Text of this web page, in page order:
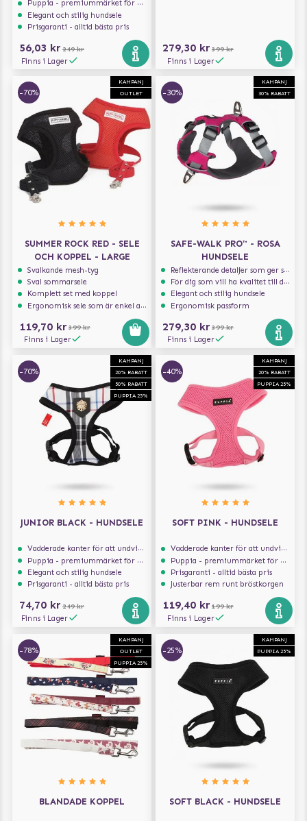
Puppia - premiummärket för hundselar
Elegant och stilig hundsele
Prisgaranti - alltid bästa pris
56,03 kr 249 kr
Finns i Lager
279,30 kr 399 kr
Finns i Lager
KAMPANJ
OUTLET
-70%
SUMMER ROCK RED - SELE
OCH KOPPEL - LARGE
Svalkande mesh-tyg
Sval sommarsele
Komplett set med koppel
Ergonomisk sele som är enkel att ta på och av
119,70 kr 399 kr
Finns i Lager
KAMPANJ
30% RABATT
-30%
SAFE-WALK PRO™ - ROSA
HUNDSELE
Reflekterande detaljer som ger synlighet i svagt ljus
För dig som vill ha kvalitet till din hund!
Elegant och stilig hundsele
Ergonomisk passform
279,30 kr 399 kr
Finns i Lager
KAMPANJ
20% RABATT
50% RABATT
PUPPIA 25%
-70%
JUNIOR BLACK - HUNDSELE
Vadderade kanter för att undvika skav
Puppia - premiummärket för hundselar
Elegant och stilig hundsele
Prisgaranti - alltid bästa pris
74,70 kr 249 kr
Finns i Lager
KAMPANJ
20% RABATT
PUPPIA 25%
-40%
SOFT PINK - HUNDSELE
Vadderade kanter för att undvika skav
Puppia - premiummärket för hundselar
Prisgaranti - alltid bästa pris
Justerbar rem runt bröstkorgen
119,40 kr 199 kr
Finns i Lager
KAMPANJ
OUTLET
PUPPIA 25%
-78%
BLANDADE KOPPEL
KAMPANJ
PUPPIA 25%
-25%
SOFT BLACK - HUNDSELE